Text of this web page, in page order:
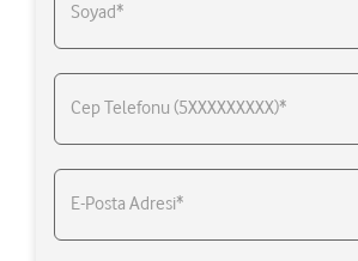
Soyad*
Cep Telefonu (5XXXXXXXXX)*
E-Posta Adresi*